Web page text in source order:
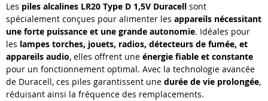
Les piles alcalines LR20 Type D 1,5V Duracell sont
spécialement conçues pour alimenter les appareils nécessitant
une forte puissance et une grande autonomie. Idéales pour
les lampes torches, jouets, radios, détecteurs de fumée, et
appareils audio, elles offrent une énergie fiable et constante
pour un fonctionnement optimal. Avec la technologie avancée
de Duracell, ces piles garantissent une durée de vie prolongée,
réduisant ainsi la fréquence des remplacements.